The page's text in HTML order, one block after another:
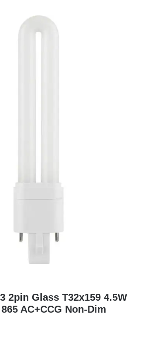
2pin Glass T32x159 4.5W
AC+CCG Non-Dim